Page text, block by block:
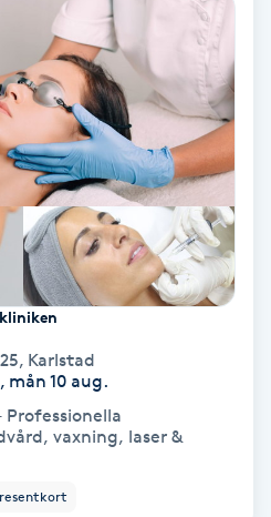
, Karlstad
mån 10 aug.
Professionella
vaxning, laser &